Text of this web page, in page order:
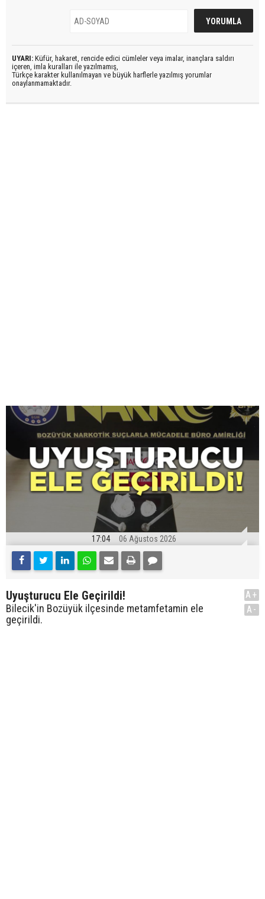
UYARI: Küfür, hakaret, rencide edici cümleler veya imalar, inançlara saldırı
içeren, imla kuralları ile yazılmamış,
Türkçe karakter kullanılmayan ve büyük harflerle yazılmış yorumlar
onaylanmamaktadır.
17:04 06 Ağustos 2026
Uyuşturucu Ele Geçirildi!
Bilecik'in Bozüyük ilçesinde metamfetamin ele
geçirildi.
A+
A-